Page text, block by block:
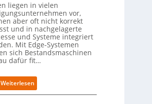
liegen in vielen
vor,
aber oft nicht korrekt
und in nachgelagerte
und Systeme integriert
Mit Edge-Systemen
sich Bestandsmaschinen
dafür fit…
Weiterlesen:
R